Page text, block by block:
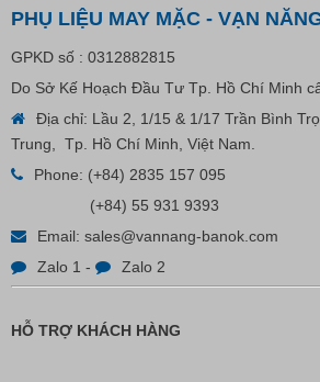
VP Fas Loop (PP) – Dây Treo Nhãn,
Treo Nhãn Mác
Liên hệ
PHỤ LIỆU MAY MẶC - VẠN
GPKD số : 0312882815
Do Sở Kế Hoạch Đầu Tư Tp. Hồ Chí Minh
Địa chỉ: Lầu 2, 1/15 & 1/17 Trần Bình
Trung, Tp. Hồ Chí Minh, Việt Nam.
Phone: (+84) 2835 157 095
(+84) 55 931 9393
Email: sales@vannang-banok.com
Zalo 1 - Zalo 2
HỖ TRỢ KHÁCH HÀNG